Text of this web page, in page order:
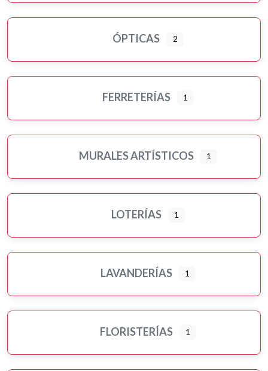
ÓPTICAS 2
FERRETERÍAS 1
MURALES ARTÍSTICOS 1
LOTERÍAS 1
LAVANDERÍAS 1
FLORISTERÍAS 1